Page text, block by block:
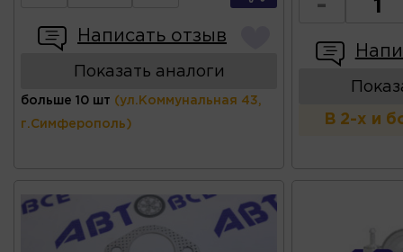
Написать отзыв
Показать аналоги
больше 10 шт (ул.Коммунальная 43,
г.Симферополь)
-
В 2-х и